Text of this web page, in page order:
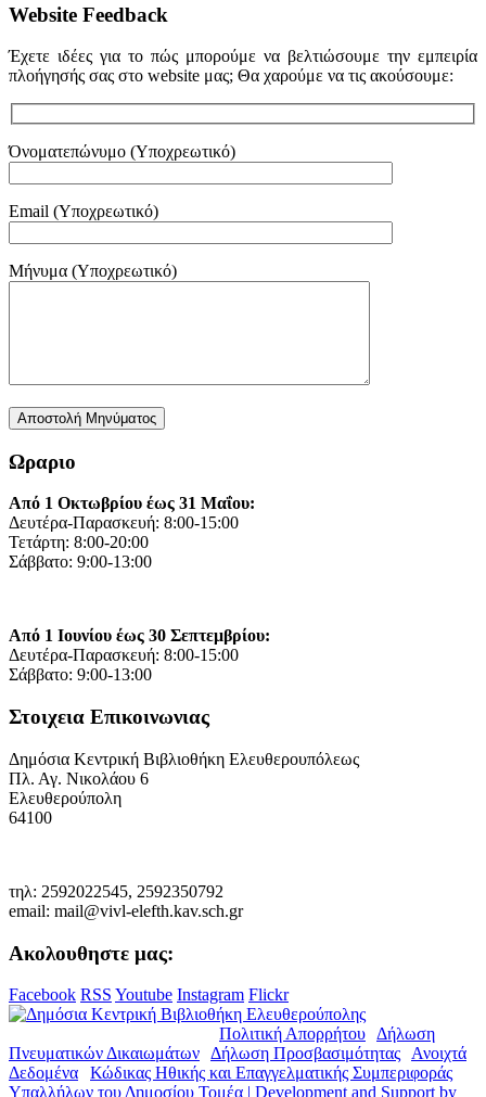
Website Feedback
Έχετε ιδέες για το πώς μπορούμε να βελτιώσουμε την εμπειρία
πλοήγησής σας στο website μας; Θα χαρούμε να τις ακούσουμε:
Όνοματεπώνυμο (Υποχρεωτικό)
Email (Υποχρεωτικό)
Μήνυμα (Υποχρεωτικό)
Ωραριο
Από 1 Οκτωβρίου έως 31 Μαΐου:
Δευτέρα-Παρασκευή: 8:00-15:00
Τετάρτη: 8:00-20:00
Σάββατο: 9:00-13:00
Από 1 Ιουνίου έως 30 Σεπτεμβρίου:
Δευτέρα-Παρασκευή: 8:00-15:00
Σάββατο: 9:00-13:00
Στοιχεια Επικοινωνιας
Δημόσια Κεντρική Βιβλιοθήκη Ελευθερουπόλεως
Πλ. Αγ. Νικολάου 6
Ελευθερούπολη
64100
τηλ: 2592022545, 2592350792
email: mail@vivl-elefth.kav.sch.gr
Ακολουθηστε μας:
Facebook RSS Youtube Instagram Flickr
Πολιτική Απορρήτου
Δήλωση
Πνευματικών Δικαιωμάτων
Δήλωση Προσβασιμότητας
Ανοιχτά
Δεδομένα
Κώδικας Ηθικής και Επαγγελματικής Συμπεριφοράς
Υπαλλήλων του Δημοσίου Τομέα | Development and Support by